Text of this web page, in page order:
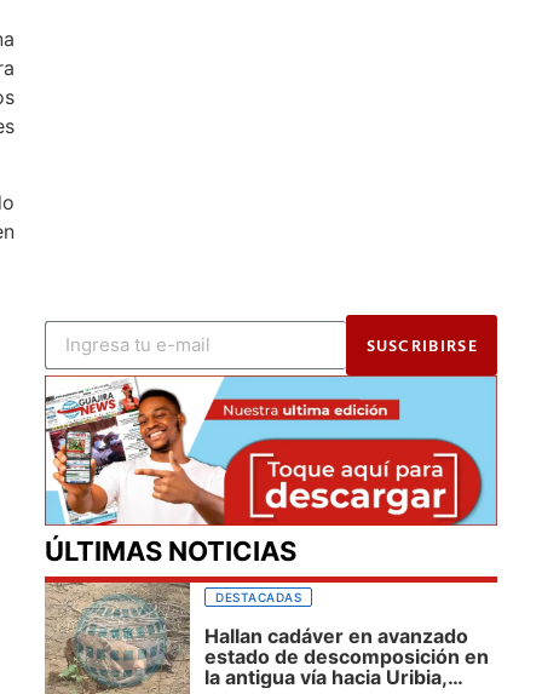
SUSCRIBIRSE
ÚLTIMAS NOTICIAS
DESTACADAS
Hallan cadáver en avanzado
estado de descomposición en
la antigua vía hacia Uribia,